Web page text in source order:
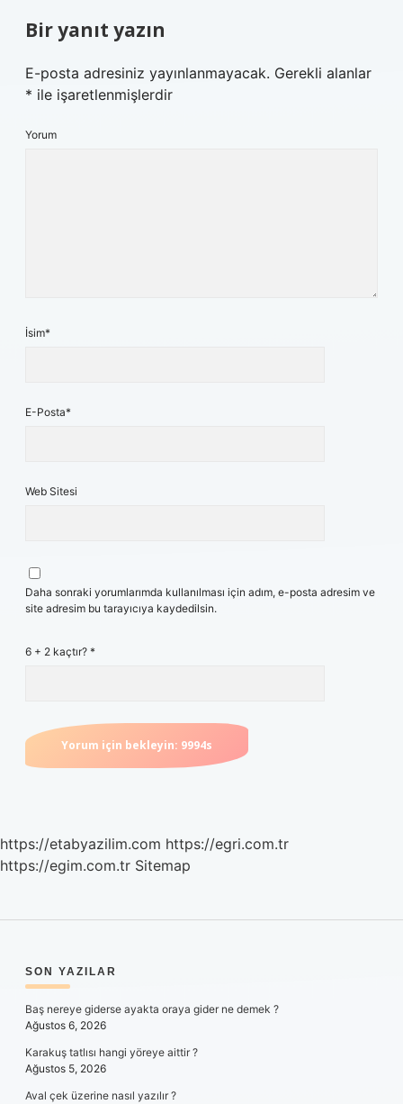
Bir yanıt yazın
E-posta adresiniz yayınlanmayacak. Gerekli alanlar
* ile işaretlenmişlerdir
Yorum
İsim*
E-Posta*
Web Sitesi
Daha sonraki yorumlarımda kullanılması için adım, e-posta adresim ve
site adresim bu tarayıcıya kaydedilsin.
6 + 2 kaçtır? *
https://etabyazilim.com https://egri.com.tr
https://egim.com.tr Sitemap
SIDEBAR
SON YAZILAR
Baş nereye giderse ayakta oraya gider ne demek ?
Ağustos 6, 2026
Karakuş tatlısı hangi yöreye aittir ?
Ağustos 5, 2026
Aval çek üzerine nasıl yazılır ?